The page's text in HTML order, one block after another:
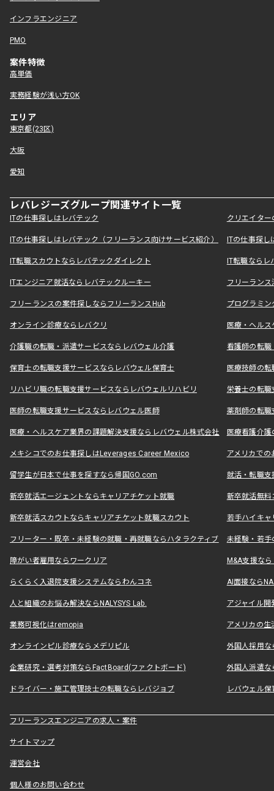
インフラエンジニア
PMO
案件特徴
高単価
実務経験が浅い方OK
エリア
東京都(23区)
大阪
愛知
レバレジーズグループ関連サイト一覧
ITの仕事探しはレバテック クリエイタ
ITの仕事探しはレバテック（フリーランス向けサービス紹介） ITの仕事探
IT転職スカウトならレバテックダイレクト IT転職なら
ITエンジニア就活ならレバテックルーキー フリーラン
フリーランスの案件探しならフリーランスHub プログラミ
オンライン診療ならレバクリ 医療・ヘル
介護職の転職・派遣サービスならレバウェル介護 看護師の転
保育士の転職支援サービスならレバウェル保育士 医療技師の
リハビリ職の転職支援サービスならレバウェルリハビリ 栄養士の転
医師の転職支援サービスならレバウェル医師 薬剤師の転
医療・ヘルスケア業界の課題解決支援ならレバウェル株式会社 医療看護介
メキシコでのお仕事探しはLeverages Career Mexico アメリカで
留学生が日本で仕事を探すなら帰国GO.com 就活・転職
新卒就活エージェントならキャリアチケット就職 新卒就活無料
新卒就活スカウトならキャリアチケット就職スカウト 若手ハイキ
フリーター・既卒・未経験の就職・再就職ならハタラクティブ 未経験・若手
障がい者雇用ならワークリア M&A支援な
らくらく入退院支援システムならわんコネ AI面接なら
人と組織のお悩み解決ならNALYSYS Lab. アジャイル
業務可視化はremopia アメリカの
オンラインピル診療ならメデリピル 外国人採用
企業研究・選考対策ならFactBoard(ファクトボード) 外国人派遣な
ドライバー・施工管理技士の転職ならレバジョブ レバウェル
フリーランスエンジニアの求人・案件
サイトマップ
運営会社
個人様のお問い合わせ